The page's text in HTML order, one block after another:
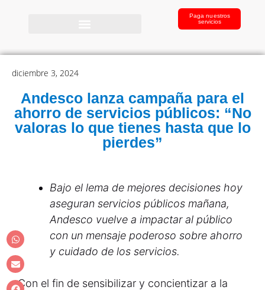
Paga nuestros
servicios
diciembre 3, 2024
Andesco lanza campaña para el
ahorro de servicios públicos: “No
valoras lo que tienes hasta que lo
pierdes”
Bajo el lema de mejores decisiones hoy
aseguran servicios públicos mañana,
Andesco vuelve a impactar al público
con un mensaje poderoso sobre ahorro
y cuidado de los servicios.
Con el fin de sensibilizar y concientizar a la